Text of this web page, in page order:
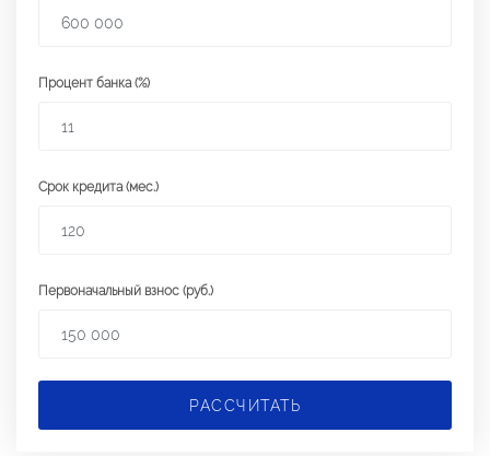
Процент банка (%)
Срок кредита (мес.)
Первоначальный взнос (руб.)
РАССЧИТАТЬ